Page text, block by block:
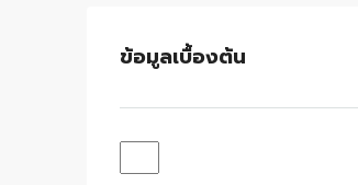
ข้อมูลเบื้องต้น